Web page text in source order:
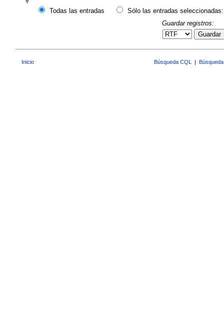
Todas las entradas
Sólo las entradas seleccionadas:
Guardar registros:
Guardar
Inicio Búsqueda CQL